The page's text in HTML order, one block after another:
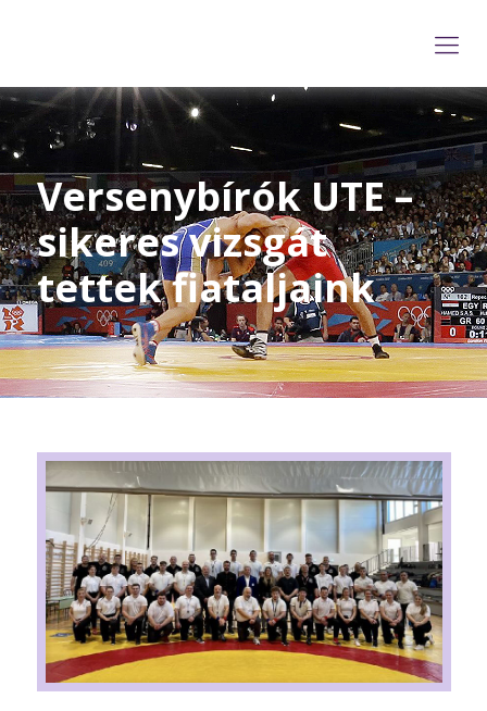
Versenybírók UTE –
sikeres vizsgát
tettek fiataljaink